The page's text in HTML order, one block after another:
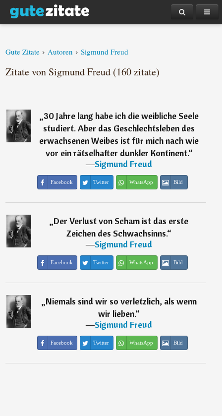
Gute Zitate › Autoren › Sigmund Freud
Zitate von Sigmund Freud (160 zitate)
„30 Jahre lang habe ich die weibliche Seele
studiert. Aber das Geschlechtsleben des
erwachsenen Weibes ist für mich nach wie
vor ein rätselhafter dunkler Kontinent.“
―Sigmund Freud
Facebook Twitter WhatsApp Bild
„Der Verlust von Scham ist das erste
Zeichen des Schwachsinns.“
―Sigmund Freud
Facebook Twitter WhatsApp Bild
„Niemals sind wir so verletzlich, als wenn
wir lieben.“
―Sigmund Freud
Facebook Twitter WhatsApp Bild